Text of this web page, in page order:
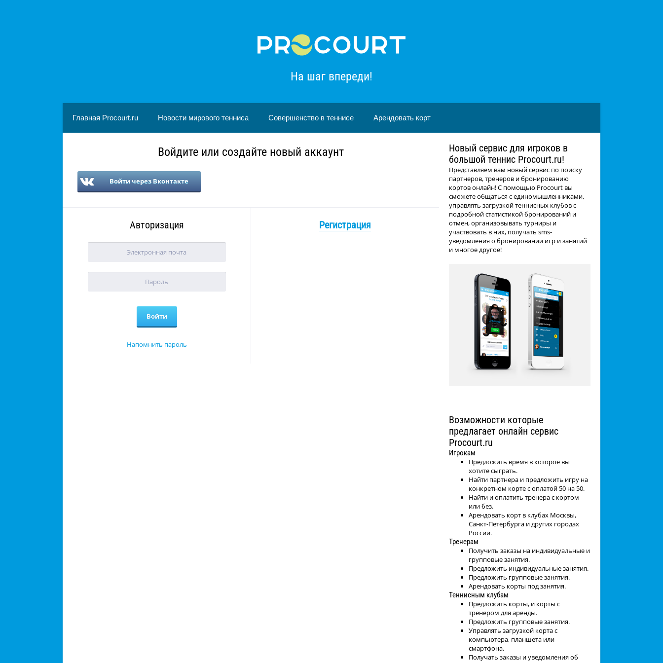
На шаг впереди!
Главная Procourt.ru Новости мирового тенниса Совершенство в теннисе Арендовать корт
Войдите или создайте новый аккаунт
Войти через Вконтакте
Авторизация
Напомнить пароль
Регистрация
Новый сервис для игроков в
большой теннис Procourt.ru!
Представляем вам новый сервис по поиску
партнеров, тренеров и бронированию
кортов онлайн! С помощью Procourt вы
сможете общаться с единомышленниками,
управлять загрузкой теннисных клубов с
подробной статистикой бронирований и
отмен, организовывать турниры и
участвовать в них, получать sms-
уведомления о бронировании игр и занятий
и многое другое!
Возможности которые
предлагает онлайн сервис
Procourt.ru
Игрокам
Предложить время в которое вы
хотите сыграть.
Найти партнера и предложить игру на
конкретном корте с оплатой 50 на 50.
Найти и оплатить тренера с кортом
или без.
Арендовать корт в клубах Москвы,
Санкт-Петербурга и других городах
России.
Тренерам
Получить заказы на индивидуальные и
групповые занятия.
Предложить индивидуальные занятия.
Предложить групповые занятия.
Арендовать корты под занятия.
Теннисным клубам
Предложить корты, и корты с
тренером для аренды.
Предложить групповые занятия.
Управлять загрузкой корта с
компьютера, планшета или
смартфона.
Получать заказы и уведомления об